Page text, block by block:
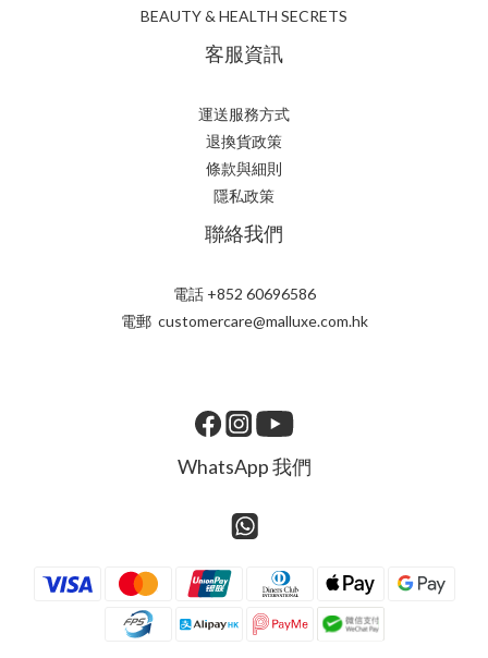
BEAUTY & HEALTH SECRETS
客服資訊
運送服務方式
退換貨政策
條款與細則
隱私政策
聯絡我們
電話 +852 60696586
電郵 customercare@malluxe.com.hk
WhatsApp 我們